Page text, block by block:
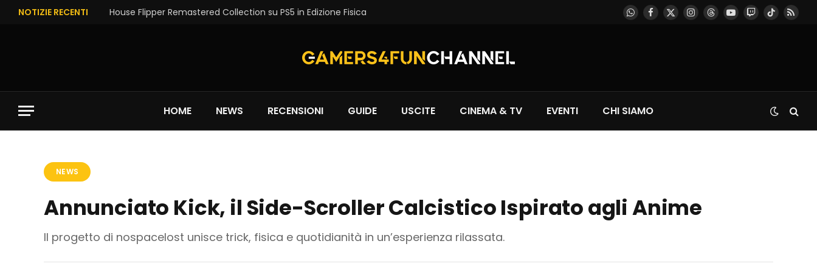
NOTIZIE RECENTI House Flipper Remastered Collection su PS5 in Edizione Fisica WhatsApp
Facebook
X
Instagram
ThreadsYouTube
TwitchTikTok
RSS
HOME NEWS RECENSIONI GUIDE USCITE CINEMA & TV EVENTI CHI SIAMO
NEWS
Annunciato Kick, il Side-Scroller Calcistico Ispirato agli Anime
Il progetto di nospacelost unisce trick, fisica e quotidianità in un’esperienza rilassata.